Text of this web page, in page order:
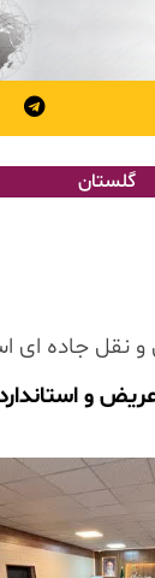
گلستان
نقل جاده ای
و استاندارد